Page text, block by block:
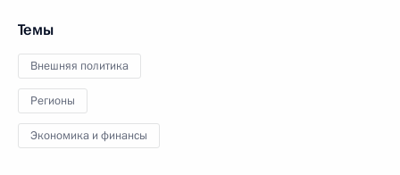
Темы
Внешняя политика
Регионы
Экономика и финансы